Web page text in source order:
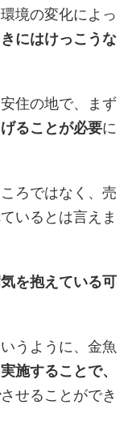
境の変化によっ
にはけっこうな
住の地で、まず
ることが必要に
ろではなく、売
いるとは言えま
を抱えている可
うように、金魚
施することで、
させることができ